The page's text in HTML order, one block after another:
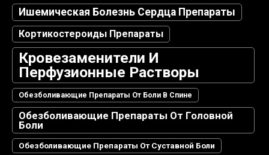
Ишемическая Болезнь Сердца Препараты
Кортикостероиды Препараты
Кровезаменители И
Перфузионные Растворы
Обезболивающие Препараты От Боли В Спине
Обезболивающие Препараты От Головной
Боли
Обезболивающие Препараты От Суставной Боли